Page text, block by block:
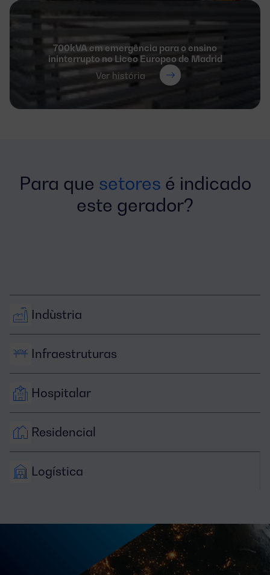
700kVA em emergência para o ensino
ininterrupto no Liceo Europeo de Madrid
Ver história
Para que setores é indicado
este gerador?
Indùstria
Infraestruturas
Hospitalar
Residencial
Logística